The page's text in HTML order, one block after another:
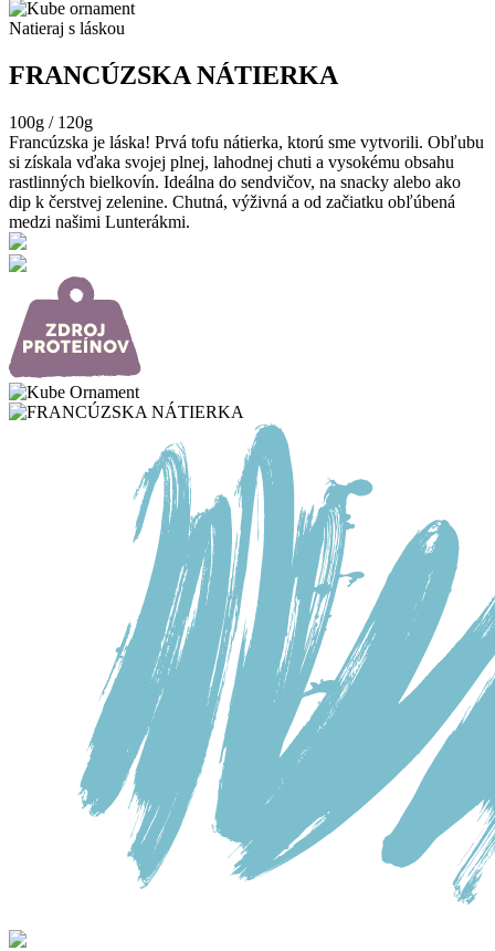
Natieraj s láskou
FRANCÚZSKA NÁTIERKA
100g / 120g
Francúzska je láska! Prvá tofu nátierka, ktorú sme vytvorili. Obľubu
si získala vďaka svojej plnej, lahodnej chuti a vysokému obsahu
rastlinných bielkovín. Ideálna do sendvičov, na snacky alebo ako
dip k čerstvej zelenine. Chutná, výživná a od začiatku obľúbená
medzi našimi Lunterákmi.